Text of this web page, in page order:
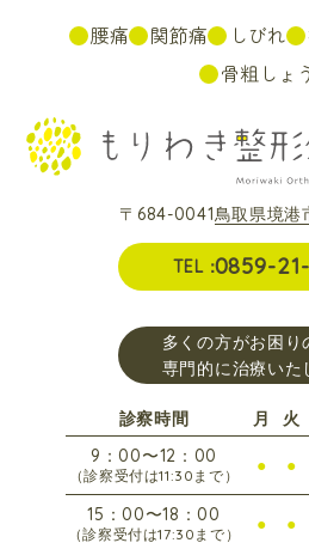
腰痛 関節痛 しびれ
骨粗しょ
〒684-0041鳥取県境港
TEL：0859-
多くの方がお困り
専門的に治療いた
診察時間 月 火
9：00〜12：00
（診察受付は11:30 まで） ● ●
15：00〜18：00
（診察受付は17:30 まで） ● ●